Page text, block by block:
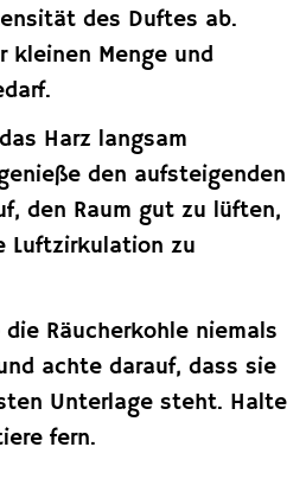
des Duftes ab.
kleinen Menge und
Harz langsam
den aufsteigenden
den Raum gut zu lüften,
Luftzirkulation zu
Räucherkohle niemals
achte darauf, dass sie
Unterlage steht. Halte
fern.